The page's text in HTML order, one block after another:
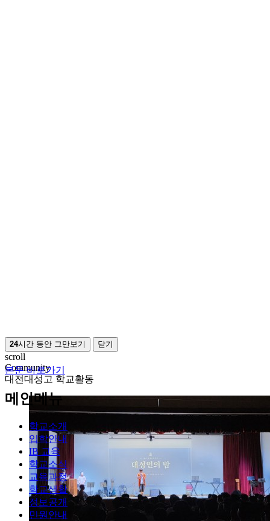
24시간 동안 그만보기 닫기
본문 바로가기
메인메뉴
학교소개
입학안내
IB 교육
학교소식
교육과정
학교생활
정보공개
민원안내
scroll
Community
대전대성고 학교활동